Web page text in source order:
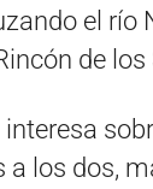
el río
de los
interesa
a los dos,